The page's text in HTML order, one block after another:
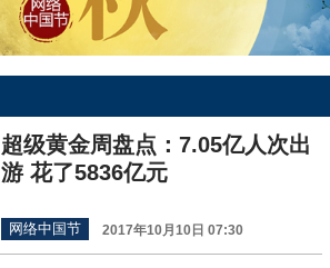
超级黄金周盘点：7.05亿人次出
游 花了5836亿元
网络中国节 2017年10月10日 07:30